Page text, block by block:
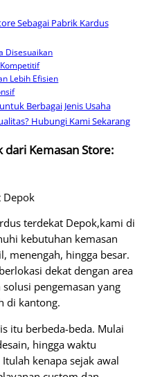
Sebagai Pabrik Kardus
Disesuaikan
Lebih Efisien
Berbagai Jenis Usaha
Hubungi Kami Sekarang
dari Kemasan Store:
Depok
terdekat Depok,kami di
kebutuhan kemasan
menengah, hingga besar.
dekat dengan area
pengemasan yang
di kantong.
itu berbeda-beda. Mulai
hingga waktu
kenapa sejak awal